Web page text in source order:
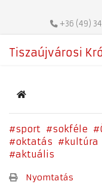
+36 (49)
Tiszaújvárosi
Home
sport sokféle
oktatás
kultúra
aktuális
Nyomtatás